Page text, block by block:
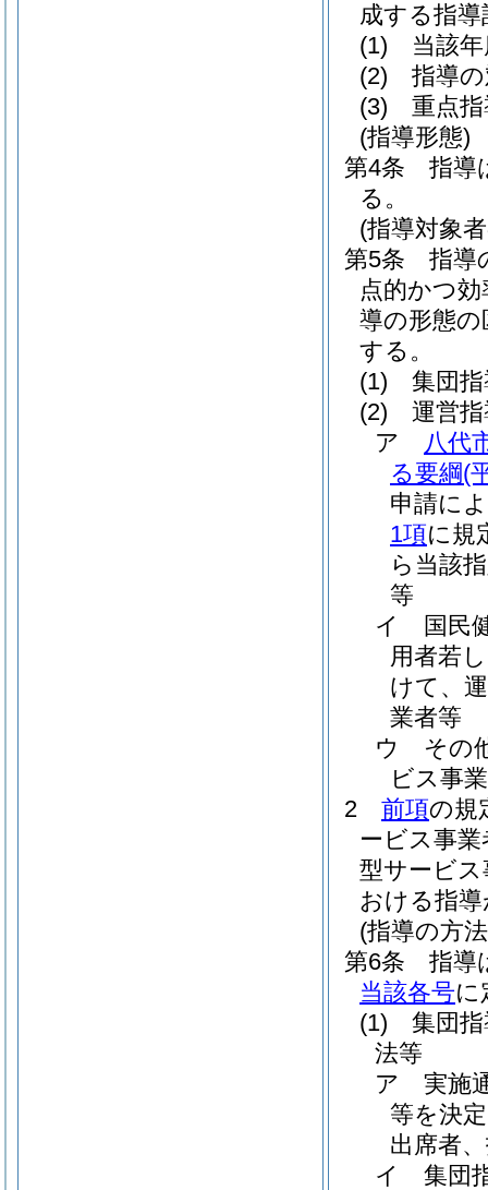
成する指
(1)
当該
(2)
指導
(3)
重点
(指導形態)
第4条
指導
る。
(指導対象
第5条
指導
点的かつ
導の形態
する。
(1)
集団
(2)
運営
ア
八代
る要綱(
申請に
1項に規
ら当該
等
イ
国民
用者若
けて、
業者等
ウ
その
ビス事
2
前項の規
ービス事
型サービ
おける指
(指導の方
第6条
指導
当該各号に
(1)
集団
法等
ア
実施
等を決
出席者
イ
集団